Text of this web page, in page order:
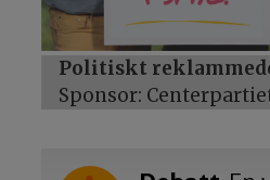
Politiskt
Sponsor: